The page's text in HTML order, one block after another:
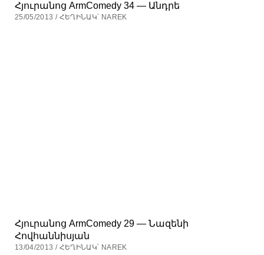
Հյուրանոց ArmComedy 34 — Անդրե
25/05/2013 / ՀԵՂԻՆԱԿ՝ NAREK
Հյուրանոց ArmComedy 29 — Նազենի
Հովհաննիսյան
13/04/2013 / ՀԵՂԻՆԱԿ՝ NAREK